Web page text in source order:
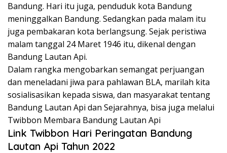
Bandung. Hari itu juga, penduduk kota Bandung
meninggalkan Bandung. Sedangkan pada malam itu
juga pembakaran kota berlangsung. Sejak peristiwa
malam tanggal 24 Maret 1946 itu, dikenal dengan
Bandung Lautan Api.
Dalam rangka mengobarkan semangat perjuangan
dan meneladani jiwa para pahlawan BLA, marilah kita
sosialisasikan kepada siswa, dan masyarakat tentang
Bandung Lautan Api dan Sejarahnya, bisa juga melalui
Twibbon Membara Bandung Lautan Api
Link Twibbon Hari Peringatan Bandung
Lautan Api Tahun 2022